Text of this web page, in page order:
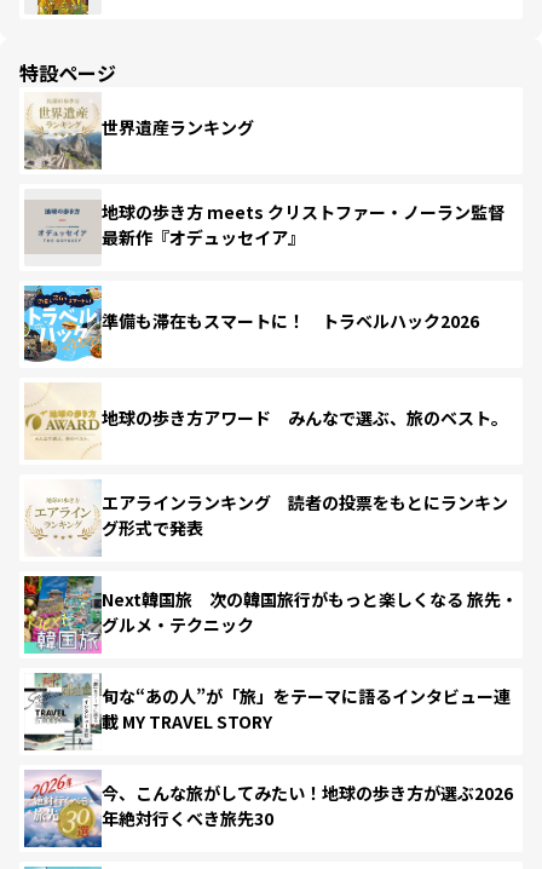
特設ページ
世界遺産ランキング
地球の歩き方 meets クリストファー・ノーラン監督
最新作『オデュッセイア』
準備も滞在もスマートに！ トラベルハック2026
地球の歩き方アワード みんなで選ぶ、旅のベスト。
エアラインランキング 読者の投票をもとにランキン
グ形式で発表
Next韓国旅 次の韓国旅行がもっと楽しくなる 旅先・
グルメ・テクニック
旬な“あの人”が「旅」をテーマに語るインタビュー連
載 MY TRAVEL STORY
今、こんな旅がしてみたい！地球の歩き方が選ぶ2026
年絶対行くべき旅先30